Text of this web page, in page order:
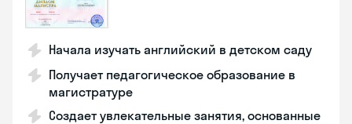
Начала изучать английский в детском саду
Получает педагогическое образование в
магистратуре
Создает увлекательные занятия, основанные